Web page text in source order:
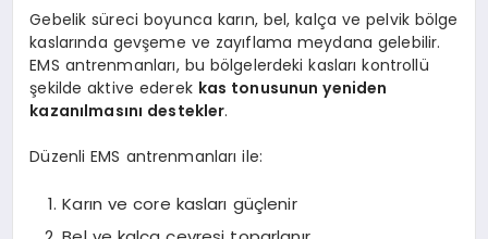
Gebelik süreci boyunca karın, bel, kalça ve pelvik bölge
kaslarında gevşeme ve zayıflama meydana gelebilir.
EMS antrenmanları, bu bölgelerdeki kasları kontrollü
şekilde aktive ederek kas tonusunun yeniden
kazanılmasını destekler.
Düzenli EMS antrenmanları ile:
Karın ve core kasları güçlenir